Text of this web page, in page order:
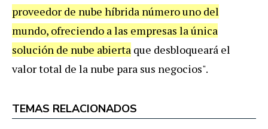
proveedor de nube híbrida número uno del
mundo, ofreciendo a las empresas la única
solución de nube abierta que desbloqueará el
valor total de la nube para sus negocios".
TEMAS RELACIONADOS